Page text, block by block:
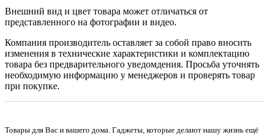
Внешний вид и цвет товара может отличаться от
представленного на фотографии и видео.
Компания производитель оставляет за собой право вносить
изменения в технические характеристики и комплектацию
товара без предварительного уведомдения. Просьба уточнять
необходимую информацию у менеджеров и проверять товар
при покупке.
Товары для Вас и вашего дома. Гаджеты, которые делают нашу жизнь ещё